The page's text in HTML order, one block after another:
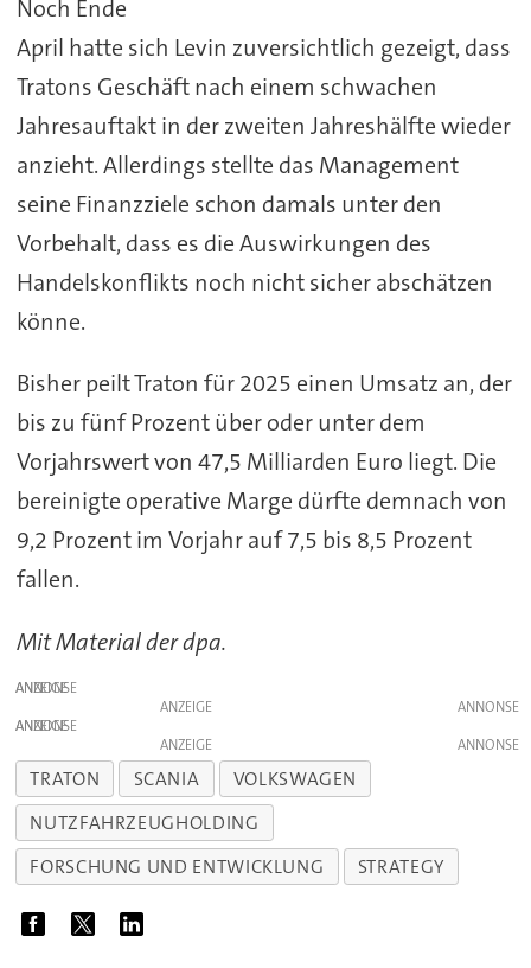
Noch Ende
April hatte sich Levin zuversichtlich gezeigt, dass
Tratons Geschäft nach einem schwachen
Jahresauftakt in der zweiten Jahreshälfte wieder
anzieht. Allerdings stellte das Management
seine Finanzziele schon damals unter den
Vorbehalt, dass es die Auswirkungen des
Handelskonflikts noch nicht sicher abschätzen
könne.
Bisher peilt Traton für 2025 einen Umsatz an, der
bis zu fünf Prozent über oder unter dem
Vorjahrswert von 47,5 Milliarden Euro liegt. Die
bereinigte operative Marge dürfte demnach von
9,2 Prozent im Vorjahr auf 7,5 bis 8,5 Prozent
fallen.
Mit Material der dpa.
ANZEIGE
ANZEIGE
ANZEIGE
ANZEIGE
TRATON SCANIA
VOLKSWAGEN
NUTZFAHRZEUGHOLDING
FORSCHUNG UND ENTWICKLUNG
STRATEGY